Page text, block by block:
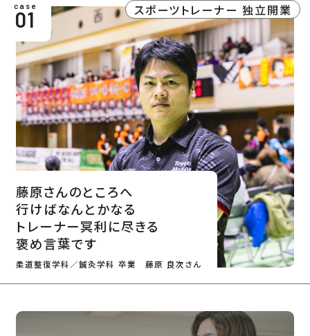
case
01 スポーツトレーナー 独立開業
藤原さんのところへ
行けばなんとかなる
トレーナー冥利に尽きる
褒め言葉です
柔道整復学科／鍼灸学科 卒業 藤原 良次さん